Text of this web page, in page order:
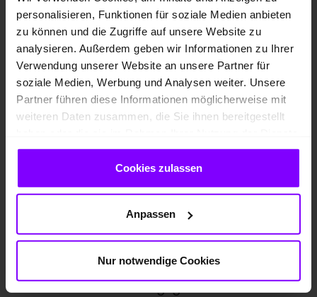
personalisieren, Funktionen für soziale Medien anbieten
zu können und die Zugriffe auf unsere Website zu
analysieren. Außerdem geben wir Informationen zu Ihrer
Verwendung unserer Website an unsere Partner für
soziale Medien, Werbung und Analysen weiter. Unsere
Partner führen diese Informationen möglicherweise mit
weiteren Daten zusammen, die Sie ihnen bereitgestellt
gesammelt haben.
Cookies zulassen
Anpassen
Nur notwendige Cookies
Marktüberwachungsbehörde
Wenn Sie der Meinung sind, dass diese
Webseite nicht barrierefrei zugänglich ist,
informieren Sie bitte unsere oben genannte
Stelle oder Person. Wir bemühen uns, Anfragen
beantworten.
Falls Sie mit der Antwort ganz oder teilweise
unzufrieden sind, können Sie sich auch an die
folgende Behörde wenden.
Zur Wahrnehmung der Aufgaben des
Barrierefreiheitsstärkungsgesetzes errichten